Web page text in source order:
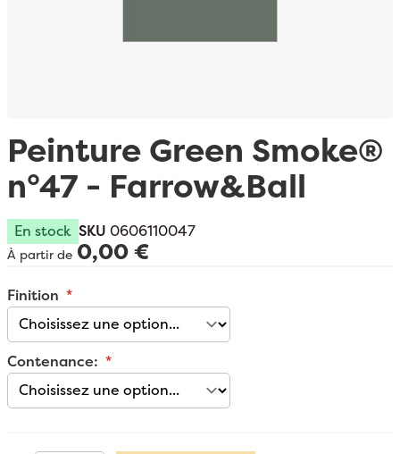
Peinture Green Smoke®
n°47 - Farrow&Ball
En stock SKU 0606110047
À partir de 0,00 €
Finition
Contenance: